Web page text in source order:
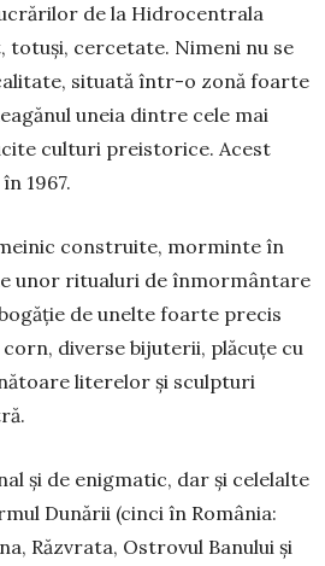
de la Hi­drocentrala
to­tuşi, cer­cetate. Nimeni nu se
situată într-o zonă foar­te
uneia dintre cele mai
culturi pre­isto­rice. A­cest
1967.
construite, mor­­minte în
unor ritua­luri de înmormântare
de unelte foarte precis
di­verse bijuterii, plăcuţe cu
literelor şi sculp­­turi
şi de enig­matic, dar şi ce­lelalte
Dunării (cinci în Ro­mânia:
Răzvrata, Ostro­vul Banului şi